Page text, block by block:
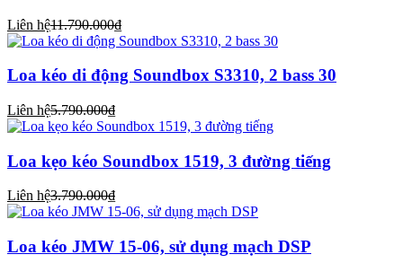
Liên hệ11.790.000₫
Loa kéo di động Soundbox S3310, 2 bass 30
Liên hệ5.790.000₫
Loa kẹo kéo Soundbox 1519, 3 đường tiếng
Liên hệ3.790.000₫
Loa kéo JMW 15-06, sử dụng mạch DSP